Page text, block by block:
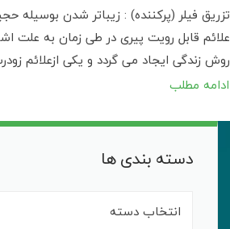
تزریق فیلر (پرکننده) : زیباتر شدن بوسیله
علائم قابل رویت پیری در طی زمان به علت
روش زندگی ایجاد می گردد و یکی ازعلائم
ادامه مطلب
دسته بندی ها